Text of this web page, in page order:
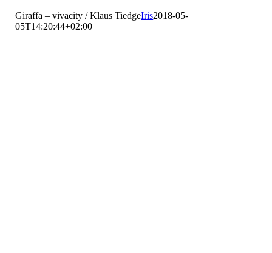
Giraffa – vivacity / Klaus TiedgeIris2018-05-
05T14:20:44+02:00